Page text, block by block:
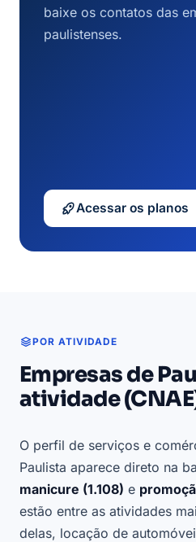
baixe os contatos das
paulistenses.
Acessar os planos
POR ATIVIDADE
Empresas de
atividade
O perfil de serviços e
Paulista aparece direto na
manicure (1.108) e
estão entre as atividades
delas, locação de